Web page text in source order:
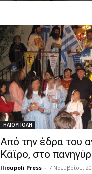
ΗΛΙΟΥΠΟΛΗ
Από την έδρα του
Κάϊρο, στο
Ilioupoli Press - 7 Νοεμβρίου,